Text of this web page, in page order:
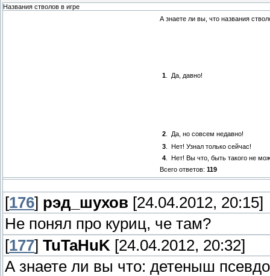
Названия стволов в игре
А знаете ли вы, что названия
1 Да, давно!
2
Да, но совсем недавно!
3
Нет! Узнал только сейчас!
4
Нет! Вы что, быть такого не
Всего ответов: 119
[176] рэд_шухов [24.04.2012, 20:15]
Не понял про куриц, че там?
[177] TuTaHuK [24.04.2012, 20:32]
А знаете ли вы что: детеныш